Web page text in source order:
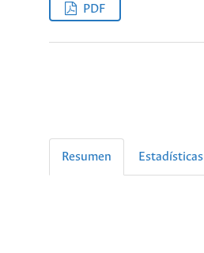
PDF
Resumen Estadísticas